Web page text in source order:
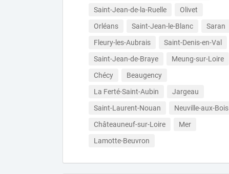
Saint-Jean-de-la-Ruelle
Olivet
Orléans
Saint-Jean-le-Blanc
Saran
Fleury-les-Aubrais
Saint-Denis-en-Val
Saint-Jean-de-Braye
Meung-sur-Loire
Chécy
Beaugency
La Ferté-Saint-Aubin
Jargeau
Saint-Laurent-Nouan
Neuville-aux-Bois
Châteauneuf-sur-Loire
Mer
Lamotte-Beuvron